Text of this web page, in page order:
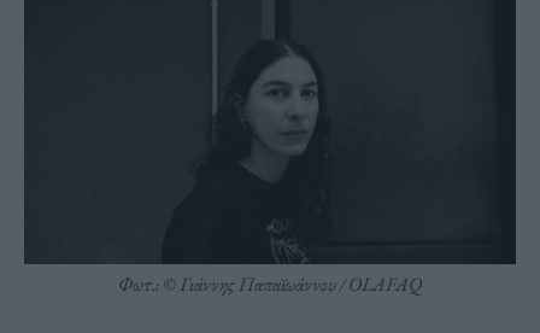
Φωτ.: © Γιάννης Παπαϊωάννου / OLAFAQ